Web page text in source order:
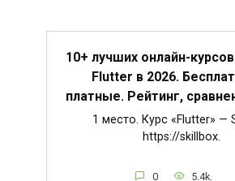
10+ лучших онлайн-
Flutter в 2026.
платные. Рейтинг,
1 место. Курс «Flutter» —
https://skillbox.
0 5.4k.